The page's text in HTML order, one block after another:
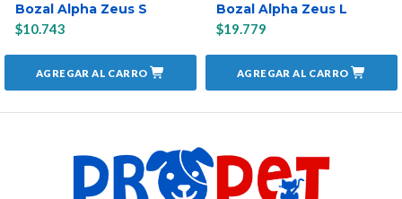
Bozal Alpha Zeus S
$10.743
AGREGAR AL CARRO
Bozal Alpha Zeus L
$19.779
AGREGAR AL CARRO